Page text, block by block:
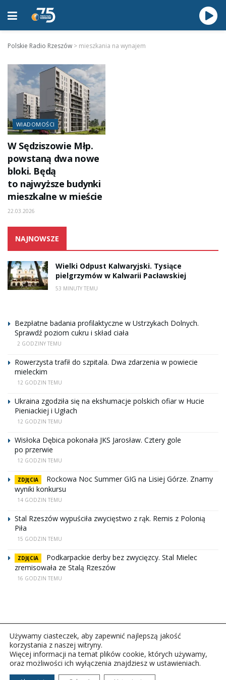
Polskie Radio Rzeszów > mieszkania na wynajem
WIADOMOŚCI
W Sędziszowie Młp.
powstaną dwa nowe
bloki. Będą
to najwyższe budynki
mieszkalne w mieście
22.03.2026
NAJNOWSZE
Wielki Odpust Kalwaryjski. Tysiące
pielgrzymów w Kalwarii Pacławskiej
53 MINUTY TEMU
Bezpłatne badania profilaktyczne w Ustrzykach Dolnych.
Sprawdź poziom cukru i skład ciała
2 GODZINY TEMU
Rowerzysta trafił do szpitala. Dwa zdarzenia w powiecie
mieleckim
12 GODZIN TEMU
Ukraina zgodziła się na ekshumacje polskich ofiar w Hucie
Pieniackiej i Ugłach
12 GODZIN TEMU
Wisłoka Dębica pokonała JKS Jarosław. Cztery gole
po przerwie
12 GODZIN TEMU
ZDJĘCIA
Rockowa Noc Summer GIG na Lisiej Górze. Znamy
wyniki konkursu
14 GODZIN TEMU
Stal Rzeszów wypuściła zwycięstwo z rąk. Remis z Polonią
Piła
15 GODZIN TEMU
ZDJĘCIA
Podkarpackie derby bez zwycięzcy. Stal Mielec
zremisowała ze Stalą Rzeszów
16 GODZIN TEMU
Copyright © 2026Polskie Radio Rzeszów S.A. w likwidacj.
Używamy ciasteczek, aby zapewnić najlepszą jakość
korzystania z naszej witryny.
Więcej informacji na temat plików cookie, których używamy,
oraz możliwości ich wyłączenia znajdziesz w ustawieniach.